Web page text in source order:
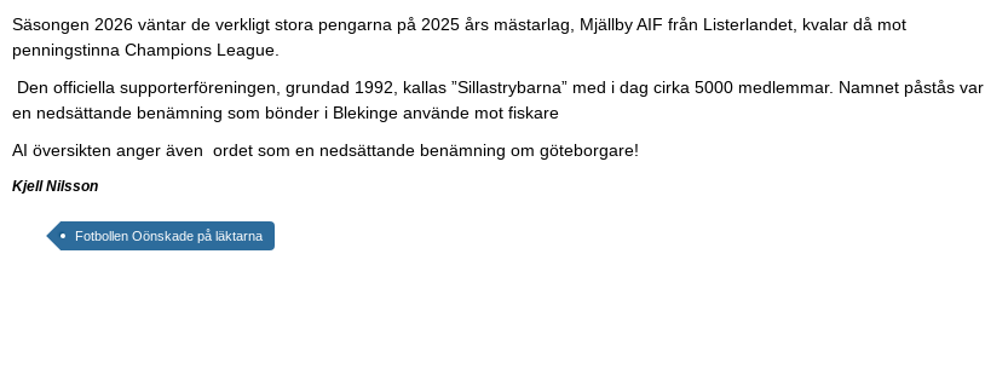
Säsongen 2026 väntar de verkligt stora pengarna på 2025 års mästarlag, Mjällby AIF från Listerlandet, kvalar då mot
penningstinna Champions League.
Den officiella supporterföreningen, grundad 1992, kallas ”Sillastrybarna” med i dag cirka 5000 medlemmar. Namnet påstås var
en nedsättande benämning som bönder i Blekinge använde mot fiskare
AI översikten anger även ordet som en nedsättande benämning om göteborgare!
Kjell Nilsson
Fotbollen Oönskade på läktarna